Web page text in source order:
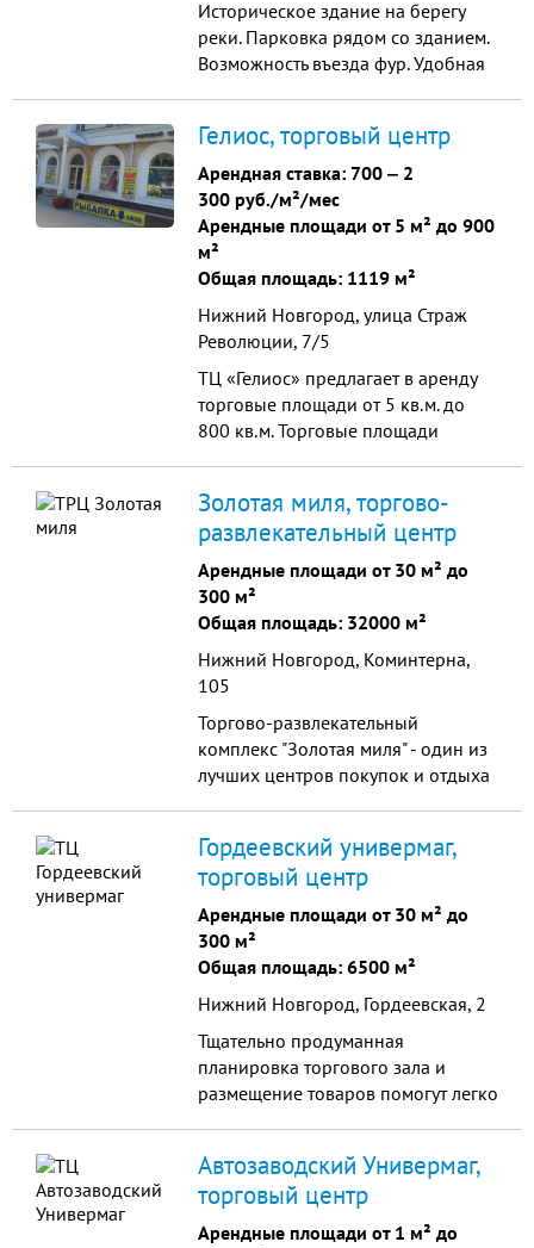
Историческое здание на берегу
реки. Парковка рядом со зданием.
Возможность въезда фур. Удобная
Гелиос, торговый центр
Арендная ставка: 700 ‒ 2
300 руб./м²/мес
Арендные площади от 5 м² до 900
м²
Общая площадь: 1119 м²
Нижний Новгород, улица Страж
Революции, 7/5
ТЦ «Гелиос» предлагает в аренду
торговые площади от 5 кв.м. до
800 кв.м. Торговые площади
здания, красная линия. Аренда без
обеспечительного взноса, с
возможностью оплаты аренды в
рассрочку. К услугам арендаторов
центральные отопление,
Золотая миля, торгово-
развлекательный центр
Арендные площади от 30 м² до
300 м²
Общая площадь: 32000 м²
Нижний Новгород, Коминтерна,
105
Торгово-развлекательный
комплекс "Золотая миля" - один из
лучших центров покупок и отдыха
бутиков, магазинов и салонов.
Гордеевский универмаг,
торговый центр
Арендные площади от 30 м² до
300 м²
Общая площадь: 6500 м²
Нижний Новгород, Гордеевская, 2
Тщательно продуманная
планировка торгового зала и
размещение товаров помогут легко
Благодаря индивидуальному
подходу к каждому клиенту и
прямому интегрированному
Автозаводский Универмаг,
торговый центр
Арендные площади от 1 м² до